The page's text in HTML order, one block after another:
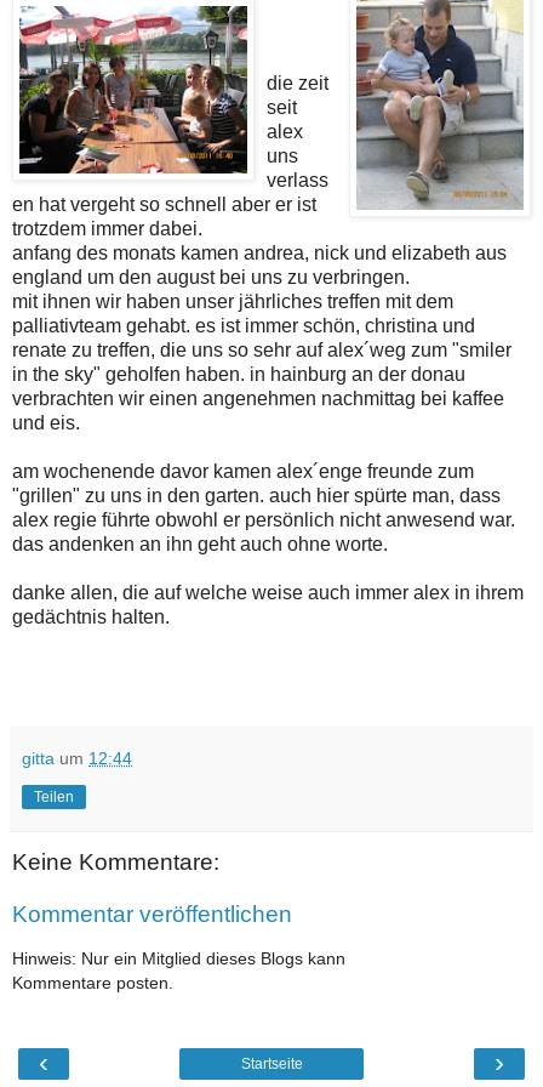
die zeit
seit
alex
uns
verlass
en hat vergeht so schnell aber er ist
trotzdem immer dabei.
anfang des monats kamen andrea, nick und elizabeth aus
england um den august bei uns zu verbringen.
mit ihnen wir haben unser jährliches treffen mit dem
palliativteam gehabt. es ist immer schön, christina und
renate zu treffen, die uns so sehr auf alex´weg zum "smiler
in the sky" geholfen haben. in hainburg an der donau
verbrachten wir einen angenehmen nachmittag bei kaffee
und eis.
am wochenende davor kamen alex´enge freunde zum
"grillen" zu uns in den garten. auch hier spürte man, dass
alex regie führte obwohl er persönlich nicht anwesend war.
das andenken an ihn geht auch ohne worte.
danke allen, die auf welche weise auch immer alex in ihrem
gedächtnis halten.
gitta um 12:44
Teilen
Keine Kommentare:
Kommentar veröffentlichen
Hinweis: Nur ein Mitglied dieses Blogs kann
Kommentare posten.
‹ ›
Startseite